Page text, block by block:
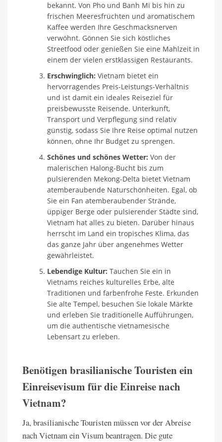
bekannt. Von Pho und Banh Mi bis hin zu
frischen Meeresfrüchten und aromatischem
Kaffee werden Ihre Geschmacksnerven
verwöhnt. Gönnen Sie sich köstliches
Streetfood oder genießen Sie eine Mahlzeit in
einem der vielen erstklassigen Restaurants.
Erschwinglich: Vietnam bietet ein
hervorragendes Preis-Leistungs-Verhältnis
und ist damit ein ideales Reiseziel für
preisbewusste Reisende. Unterkunft,
Transport und Verpflegung sind relativ
günstig, sodass Sie Ihre Reise optimal nutzen
können, ohne Ihr Budget zu sprengen.
Schönes und schönes Wetter: Von der
malerischen Halong-Bucht bis zum
pulsierenden Mekong-Delta bietet Vietnam
atemberaubende Naturschönheiten. Egal, ob
Sie ein Fan atemberaubender Strände,
üppiger Berge oder pulsierender Städte sind,
Vietnam hat alles zu bieten. Darüber hinaus
herrscht im Land ein tropisches Klima, das
das ganze Jahr über angenehmes Wetter
gewährleistet.
Lebendige Kultur: Tauchen Sie ein in
Vietnams reiches kulturelles Erbe, alte
Traditionen und farbenfrohe Feste. Erkunden
Sie alte Tempel, besuchen Sie lokale Märkte
und erleben Sie traditionelle Aufführungen,
um die authentische vietnamesische
Lebensart zu erleben.
Benötigen brasilianische Touristen ein
Einreisevisum für die Einreise nach
Vietnam?
Ja, brasilianische Touristen müssen vor der Abreise
nach Vietnam ein Visum beantragen. Die gute